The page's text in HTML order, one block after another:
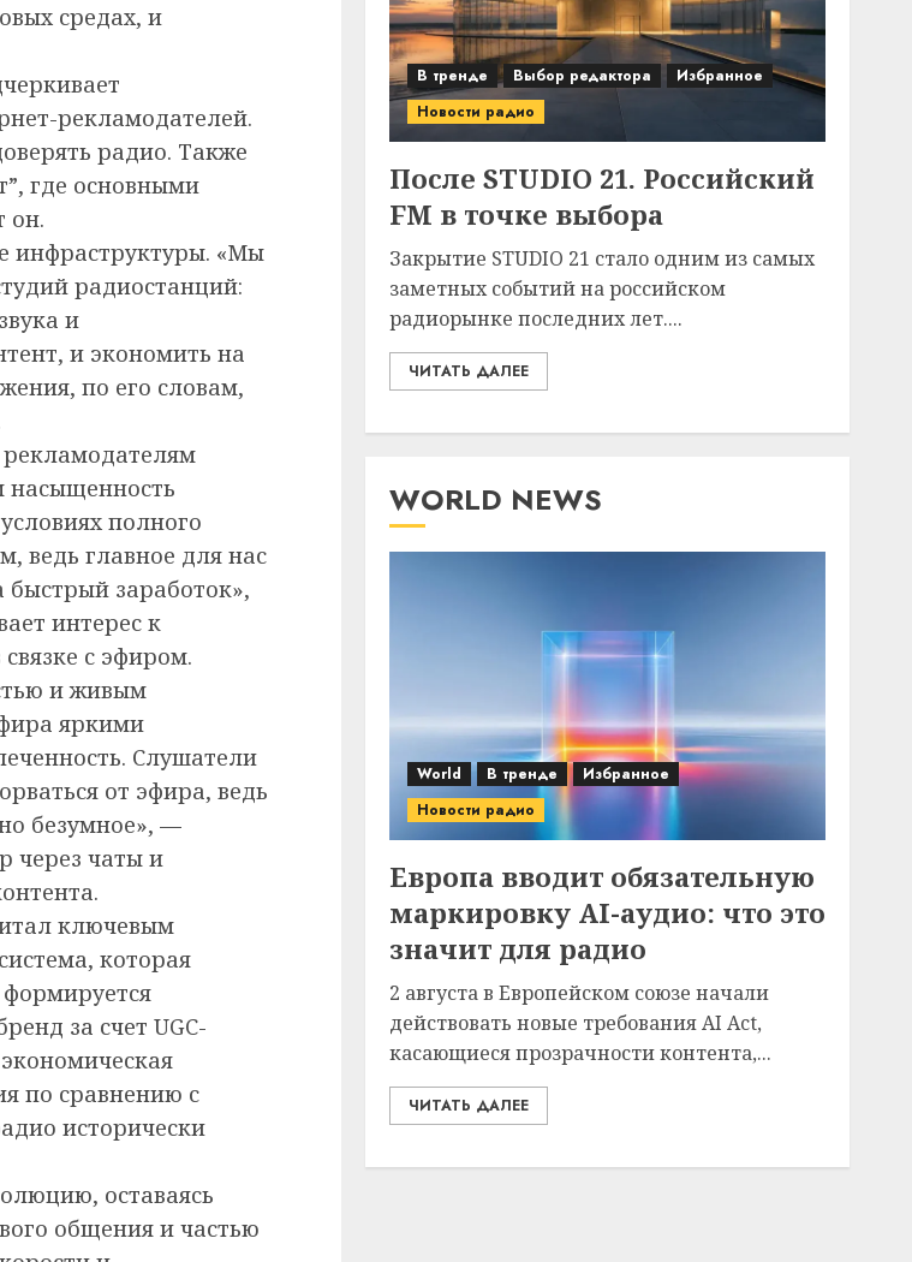
средах, и
рекламодателей.
радио. Также
где основными
он.
инфраструктуры. «Мы
радиостанций:
и
и экономить на
по его словам,
насыщенность
полного
ведь главное для нас
заработок»,
интерес к
с эфиром.
и живым
яркими
Слушатели
от эфира, ведь
безумное», —
через чаты и
ключевым
которая
за счет UGC-
по сравнению с
исторически
оставаясь
общения и частью
В тренде Выбор редактора
Избранное
Новости радио
После STUDIO 21. Российский
FM в точке выбора
Закрытие STUDIO 21 стало одним из самых
заметных событий на российском
радиорынке последних лет....
ЧИТАТЬ ДАЛЕЕ
WORLD NEWS
World В тренде
Избранное
Новости радио
Европа вводит обязательную
маркировку AI-аудио: что это
значит для радио
2 августа в Европейском союзе начали
действовать новые требования AI Act,
касающиеся прозрачности контента,...
ЧИТАТЬ ДАЛЕЕ